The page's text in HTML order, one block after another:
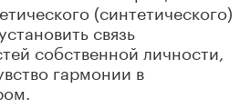
(синтетического)
связь
собственной личности,
гармонии в